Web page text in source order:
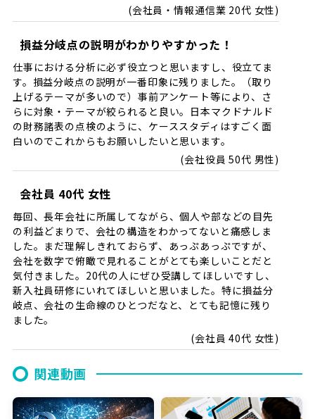
会社員・情報通信業 20代 女性
損益分岐点の説明がわかりやすかった！
仕事における分析に必ず役立つと思いますし、役立てま
す。損益分岐点の説明が一番印象に残りました。（取り
上げるテーマが多いので）事前アンケート等により、さ
らに対象・テーマが絞られると良い。日本マクドナルド
の財務諸表の点検のように、ケーススタディはすごく面
白いのでこれからもお願いしたいと思います。
会社役員 50代 男性
会社員 40代 女性
毎回、長年会社に所属してながら、個人や部などの目先
の利益どまりで、会社の構造をわかってないと痛感しま
した。まだ理解しきれておらず、あっぷあっぷですが、
会社を数字で俯瞰で見れることがとても楽しいことだと
気付きました。20代の人にぜひ受講してほしいですし、
新入社員研修にいれてほしいと思いました。特に損益分
岐点、会社の生命線のひとつだなと、とても記憶に残り
ました。
会社員 40代 女性
関連動画